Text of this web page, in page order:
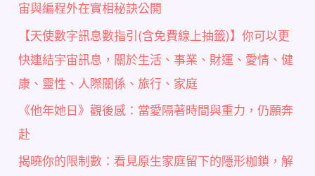
宙與編程外在實相秘訣公開
【天使數字訊息數指引(含免費線上抽籤)】你可以更
快連結宇宙訊息，關於生活、事業、財運、愛情、健
康、靈性、人際關係、旅行、家庭
《他年她日》觀後感：當愛隔著時間與重力，仍願奔
赴
揭曉你的限制數：看見原生家庭留下的隱形枷鎖，解